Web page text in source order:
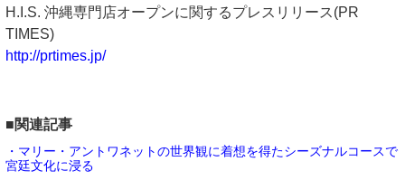
H.I.S. 沖縄専門店オープンに関するプレスリリース(PR
TIMES)
http://prtimes.jp/
■関連記事
・マリー・アントワネットの世界観に着想を得たシーズナルコースで
宮廷文化に浸る